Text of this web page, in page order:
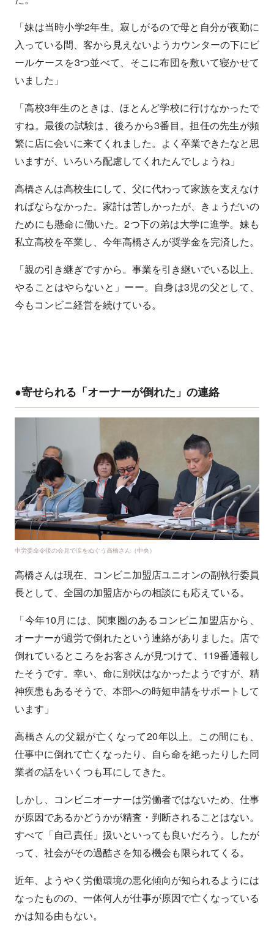
「妹は当時小学2年生。寂しがるので母と自分が夜勤に
入っている間、客から見えないようカウンターの下にビ
ールケースを3つ並べて、そこに布団を敷いて寝かせて
いました」
「高校3年生のときは、ほとんど学校に行けなかったで
すね。最後の試験は、後ろから3番目。担任の先生が頻
繁に店に会いに来てくれました。よく卒業できたなと思
いますが、いろいろ配慮してくれたんでしょうね」
高橋さんは高校生にして、父に代わって家族を支えなけ
ればならなかった。家計は苦しかったが、きょうだいの
ためにも懸命に働いた。2つ下の弟は大学に進学。妹も
私立高校を卒業し、今年高橋さんが奨学金を完済した。
「親の引き継ぎですから。事業を引き継いでいる以上、
やることはやらないと」ーー。自身は3児の父として、
今もコンビニ経営を続けている。
●寄せられる「オーナーが倒れた」の連絡
中労委命令後の会見で涙をぬぐう高橋さん（中央）
高橋さんは現在、コンビニ加盟店ユニオンの副執行委員
長として、全国の加盟店からの相談にも応えている。
「今年10月には、関東圏のあるコンビニ加盟店から、
オーナーが過労で倒れたという連絡がありました。店で
倒れているところをお客さんが見つけて、119番通報し
たそうです。幸い、命に別状はなかったようですが、精
神疾患もあるそうで、本部への時短申請をサポートして
います」
高橋さんの父親が亡くなって20年以上。この間にも、
仕事中に倒れて亡くなったり、自ら命を絶ったりした同
業者の話をいくつも耳にしてきた。
しかし、コンビニオーナーは労働者ではないため、仕事
が原因であるかどうかが精査・判断されることはない。
すべて「自己責任」扱いといっても良いだろう。したが
って、社会がその過酷さを知る機会も限られてくる。
近年、ようやく労働環境の悪化傾向が知られるようには
なったものの、一体何人が仕事が原因で亡くなっている
かは知る由もない。